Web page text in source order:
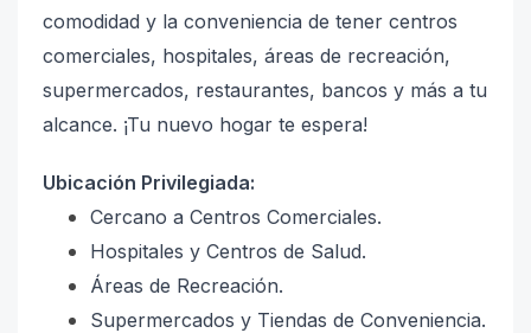
comodidad y la conveniencia de tener centros
comerciales, hospitales, áreas de recreación,
supermercados, restaurantes, bancos y más a tu
alcance. ¡Tu nuevo hogar te espera!
Ubicación Privilegiada:
Cercano a Centros Comerciales.
Hospitales y Centros de Salud.
Áreas de Recreación.
Supermercados y Tiendas de Conveniencia.